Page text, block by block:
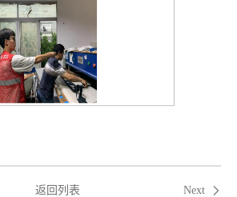
返回列表 Next